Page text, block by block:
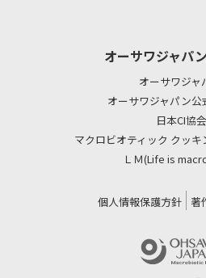
オーサワジャパ
オーサワジャ
オーサワジャパン公
日本CI協会
マクロビオティック クッ
ＬＭ(Life is
個人情報保護方針 著